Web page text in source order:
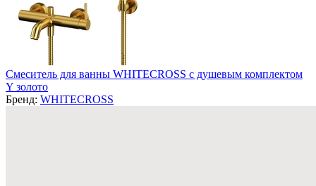
Смеситель для ванны WHITECROSS с душевым комплектом
Y золото
Бренд: WHITECROSS